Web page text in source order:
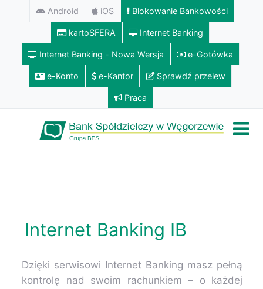
Android iOS Blokowanie Bankowości
kartoSFERA Internet Banking
Internet Banking - Nowa Wersja e-Gotówka
e-Konto e-Kantor Sprawdź przelew
Praca
Internet Banking IB
Dzięki serwisowi Internet Banking masz pełną
kontrolę nad swoim rachunkiem – o każdej